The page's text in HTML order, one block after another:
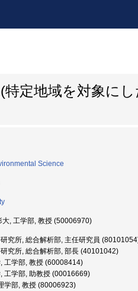
定地域を対象に
Science
大, 工学部, 教授 (50006970)
究所, 総合解析部, 主任研究員
究所, 総合解析部, 部長 (40101042)
工学部, 教授 (60008414)
工学部, 助教授 (00016669)
学部, 教授 (80006923)